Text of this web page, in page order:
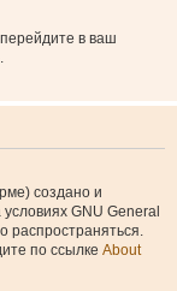
в ваш
создано и
GNU General
распространяться.
по ссылке About